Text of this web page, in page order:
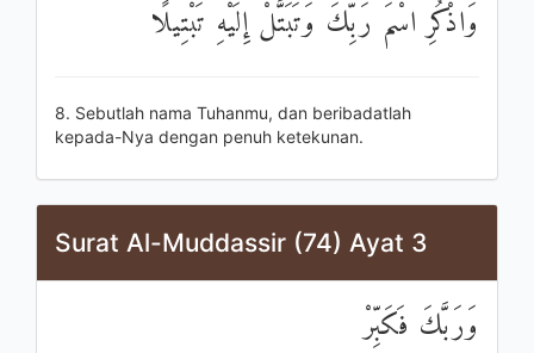
وَاذْكُرِ اسْمَ رَبِّكَ وَتَبَتَّلْ إِلَيْهِ تَبْتِيلًا
8. Sebutlah nama Tuhanmu, dan beribadatlah
kepada-Nya dengan penuh ketekunan.
Surat Al-Muddassir (74) Ayat 3
وَرَبَّكَ فَكَبِّرْ